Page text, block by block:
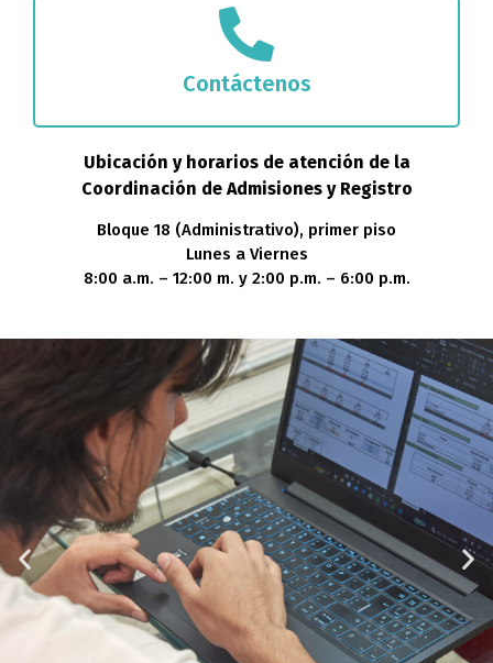
Contáctenos
Ubicación y horarios de atención de la
Coordinación de Admisiones y Registro
Bloque 18 (Administrativo), primer piso
Lunes a Viernes
8:00 a.m. – 12:00 m. y 2:00 p.m. – 6:00 p.m.